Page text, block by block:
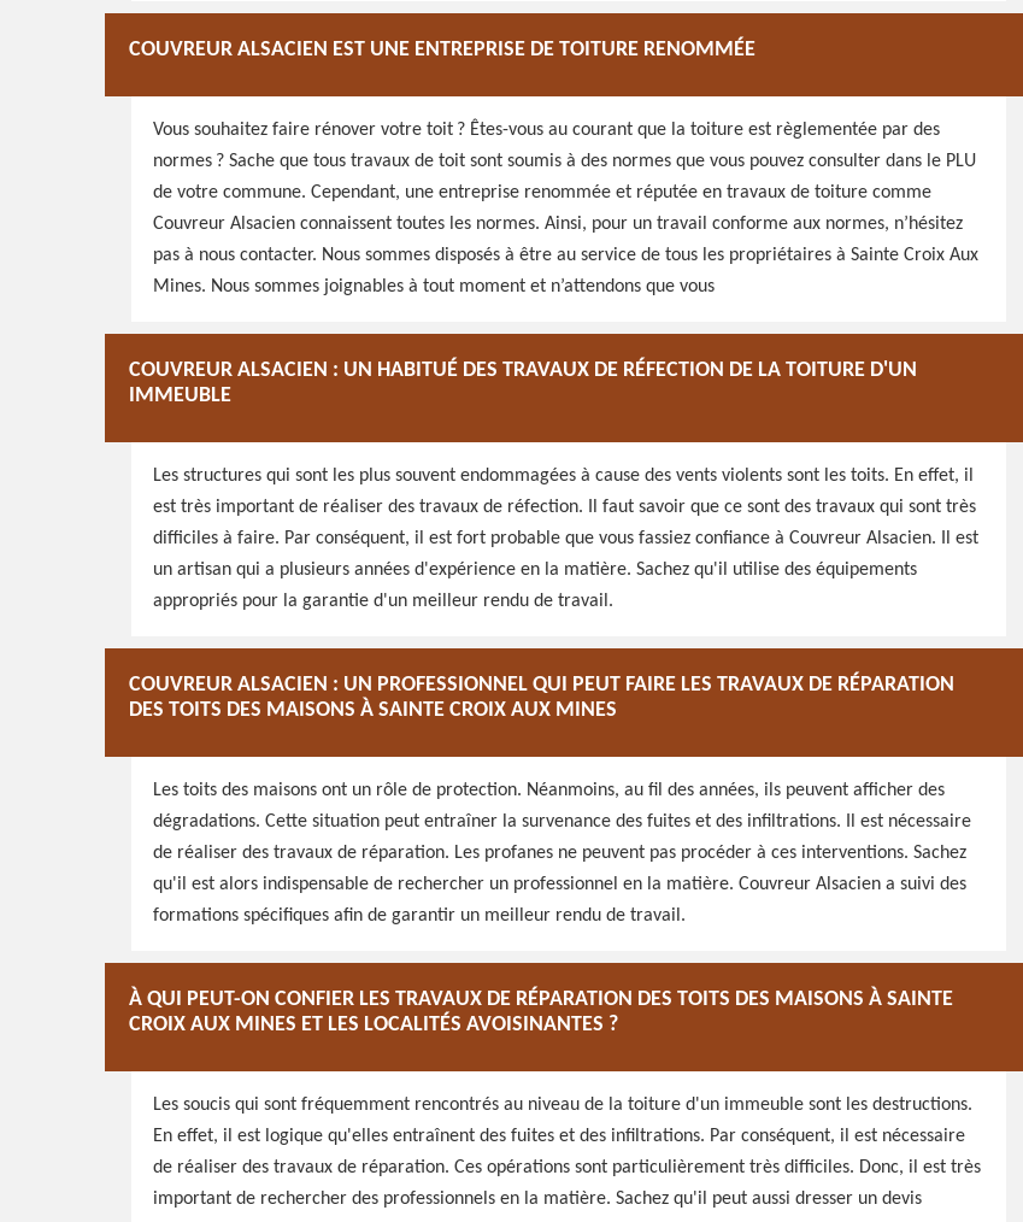
COUVREUR ALSACIEN EST UNE ENTREPRISE DE TOITURE RENOMMÉE
Vous souhaitez faire rénover votre toit ? Êtes-vous au courant que la toiture est règlementée par des
normes ? Sache que tous travaux de toit sont soumis à des normes que vous pouvez consulter dans le PLU
de votre commune. Cependant, une entreprise renommée et réputée en travaux de toiture comme
Couvreur Alsacien connaissent toutes les normes. Ainsi, pour un travail conforme aux normes, n’hésitez
pas à nous contacter. Nous sommes disposés à être au service de tous les propriétaires à Sainte Croix Aux
Mines. Nous sommes joignables à tout moment et n’attendons que vous
COUVREUR ALSACIEN : UN HABITUÉ DES TRAVAUX DE RÉFECTION DE LA TOITURE D'UN
IMMEUBLE
Les structures qui sont les plus souvent endommagées à cause des vents violents sont les toits. En effet, il
est très important de réaliser des travaux de réfection. Il faut savoir que ce sont des travaux qui sont très
difficiles à faire. Par conséquent, il est fort probable que vous fassiez confiance à Couvreur Alsacien. Il est
un artisan qui a plusieurs années d'expérience en la matière. Sachez qu'il utilise des équipements
appropriés pour la garantie d'un meilleur rendu de travail.
COUVREUR ALSACIEN : UN PROFESSIONNEL QUI PEUT FAIRE LES TRAVAUX DE RÉPARATION
DES TOITS DES MAISONS À SAINTE CROIX AUX MINES
Les toits des maisons ont un rôle de protection. Néanmoins, au fil des années, ils peuvent afficher des
dégradations. Cette situation peut entraîner la survenance des fuites et des infiltrations. Il est nécessaire
de réaliser des travaux de réparation. Les profanes ne peuvent pas procéder à ces interventions. Sachez
qu'il est alors indispensable de rechercher un professionnel en la matière. Couvreur Alsacien a suivi des
formations spécifiques afin de garantir un meilleur rendu de travail.
À QUI PEUT-ON CONFIER LES TRAVAUX DE RÉPARATION DES TOITS DES MAISONS À SAINTE
CROIX AUX MINES ET LES LOCALITÉS AVOISINANTES ?
Les soucis qui sont fréquemment rencontrés au niveau de la toiture d'un immeuble sont les destructions.
En effet, il est logique qu'elles entraînent des fuites et des infiltrations. Par conséquent, il est nécessaire
de réaliser des travaux de réparation. Ces opérations sont particulièrement très difficiles. Donc, il est très
important de rechercher des professionnels en la matière. Sachez qu'il peut aussi dresser un devis